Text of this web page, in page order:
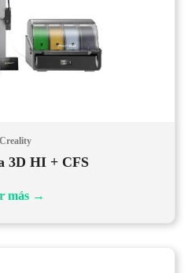
Creality
3D HI + CFS
más →